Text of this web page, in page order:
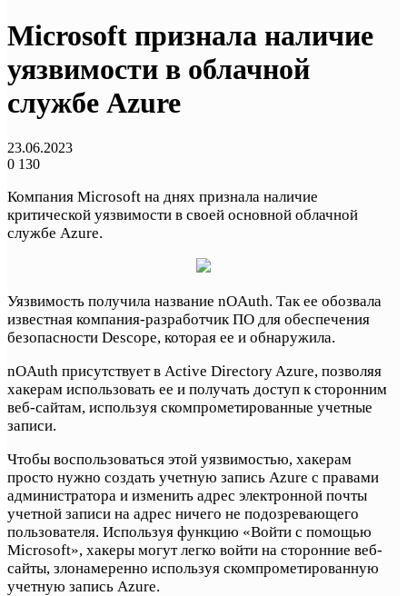
Microsoft признала наличие
уязвимости в облачной
службе Azure
23.06.2023
0 130
Компания Microsoft на днях признала наличие
критической уязвимости в своей основной облачной
службе Azure.
Уязвимость получила название nOAuth. Так ее обозвала
известная компания-разработчик ПО для обеспечения
безопасности Descope, которая ее и обнаружила.
nOAuth присутствует в Active Directory Azure, позволяя
хакерам использовать ее и получать доступ к сторонним
веб-сайтам, используя скомпрометированные учетные
записи.
Чтобы воспользоваться этой уязвимостью, хакерам
просто нужно создать учетную запись Azure с правами
администратора и изменить адрес электронной почты
учетной записи на адрес ничего не подозревающего
пользователя. Используя функцию «Войти с помощью
Microsoft», хакеры могут легко войти на сторонние веб-
сайты, злонамеренно используя скомпрометированную
учетную запись Azure.